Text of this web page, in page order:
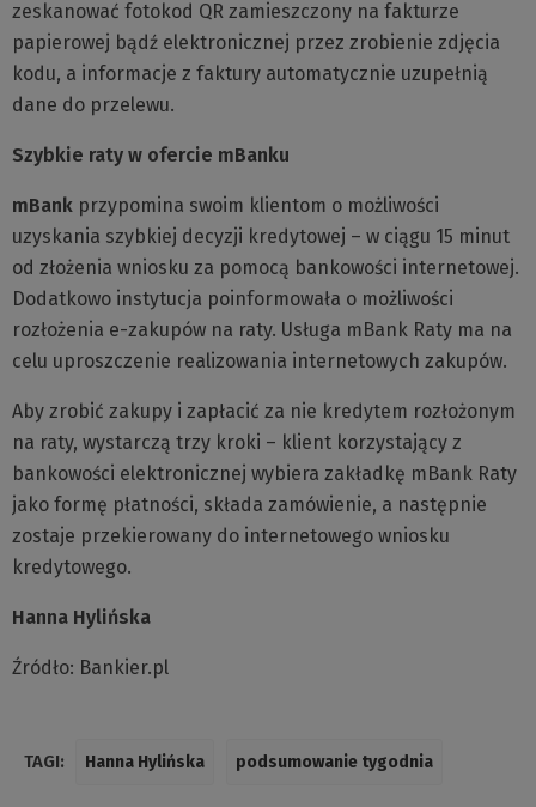
zeskanować fotokod QR zamieszczony na fakturze
papierowej bądź elektronicznej przez zrobienie zdjęcia
kodu, a informacje z faktury automatycznie uzupełnią
dane do przelewu.
Szybkie raty w ofercie mBanku
mBank przypomina swoim klientom o możliwości
uzyskania szybkiej decyzji kredytowej – w ciągu 15 minut
od złożenia wniosku za pomocą bankowości internetowej.
Dodatkowo instytucja poinformowała o możliwości
rozłożenia e-zakupów na raty. Usługa mBank Raty ma na
celu uproszczenie realizowania internetowych zakupów.
Aby zrobić zakupy i zapłacić za nie kredytem rozłożonym
na raty, wystarczą trzy kroki – klient korzystający z
bankowości elektronicznej wybiera zakładkę mBank Raty
jako formę płatności, składa zamówienie, a następnie
zostaje przekierowany do internetowego wniosku
kredytowego.
Hanna Hylińska
Źródło: Bankier.pl
TAGI: Hanna Hylińska podsumowanie tygodnia